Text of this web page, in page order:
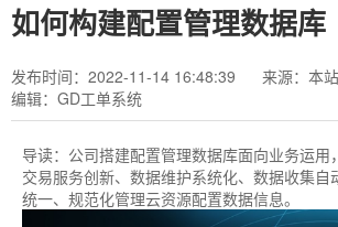
百
科
下
载
于
我
行
业
如何构建配置管理数据库
发布时间：2022-11-14 16:48:39
来源：本站
编辑：GD工单系统
导读： 公司搭建配置管理数据库面向业务运用
交易服务创新、数据维护系统化、数据收集自
统一、规范化管理云资源配置数据信息。